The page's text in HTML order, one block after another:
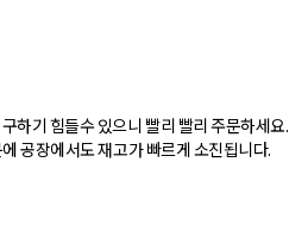
하기 힘들수 있으니 빨리 빨리 주문하세요.
공장에서도 재고가 빠르게 소진됩니다.